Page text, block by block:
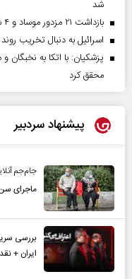
شد
بازداشت ۲۱ مزدور موساد و ۴ شرور مسلح در استان کرمان
اسرائیل به دنبال تخریب
پزشکیان: با اتکا به نخبگان
محقق کرد
پیشنهاد سردبیر
جام‌جم
ماجرای سن
بررسی
ایران +